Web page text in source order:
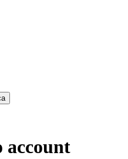
account